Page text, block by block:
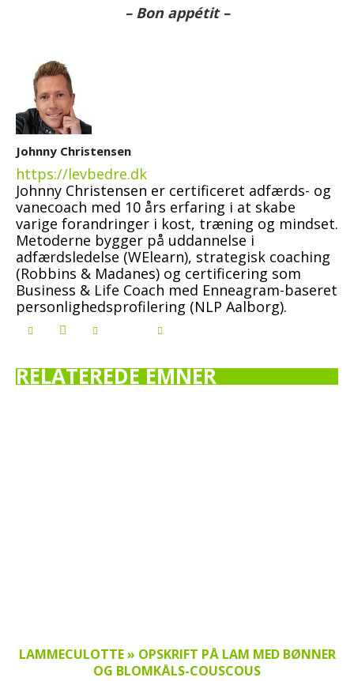
– Bon appétit –
Johnny Christensen
https://levbedre.dk
Johnny Christensen er certificeret adfærds- og
vanecoach med 10 års erfaring i at skabe
varige forandringer i kost, træning og mindset.
Metoderne bygger på uddannelse i
adfærdsledelse (WElearn), strategisk coaching
(Robbins & Madanes) og certificering som
Business & Life Coach med Enneagram-baseret
personlighedsprofilering (NLP Aalborg).
RELATEREDE EMNER
LAMMECULOTTE » OPSKRIFT PÅ LAM MED BØNNER
OG BLOMKÅLS-COUSCOUS